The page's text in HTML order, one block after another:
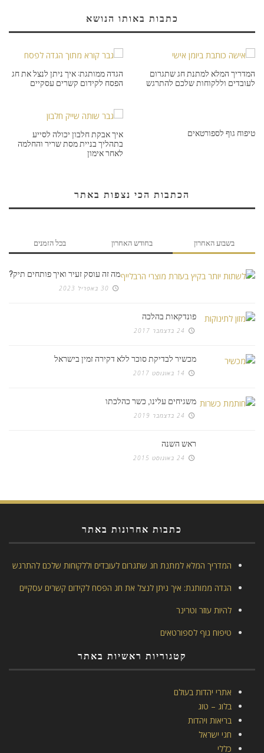
כתבות באותו הנושא
המדריך המלא למתנת חג שתגרום
לעובדים וללקוחות שלכם להתרגש
הגדה ממותגת: איך ניתן לנצל את חג
הפסח לקידום קשרים עסקיים
טיפוח גוף לספורטאים איך אבקת חלבון יכולה לסייע
בתהליך בניית מסת שריר והחלמה
לאחר אימון
הכתבות הכי נצפות באתר
בשבוע האחרון בחודש האחרון בכל הזמנים
מה זה עוסק זעיר ואיך פותחים תיק?
30 באפריל 2023
פונדקאות בהלכה
24 בדצמבר 2017
מכשיר לבדיקת סוכר ללא דקירה זמין בישראל
14 באוגוסט 2017
משגיחים עלינו, כשר כהלכתו
24 בדצמבר 2019
ראש השנה
24 באוגוסט 2015
כתבות אחרונות באתר
המדריך המלא למתנת חג שתגרום לעובדים וללקוחות שלכם להתרגש
הגדה ממותגת: איך ניתן לנצל את חג הפסח לקידום קשרים עסקיים
להיות עוזר וטרינר
טיפוח גוף לספורטאים
קטגוריות ראשיות באתר
אתרי יהדות בעולם
בלוג – טוג
בריאות ויהדות
חגי ישראל
כללי